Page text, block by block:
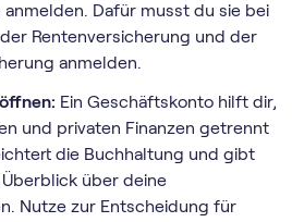
Dafür musst du sie bei
Rentenversicherung und der
anmelden.
Ein Geschäftskonto hilft dir,
und privaten Finanzen getrennt
die Buchhaltung und gibt
über deine
Nutze zur Entscheidung für